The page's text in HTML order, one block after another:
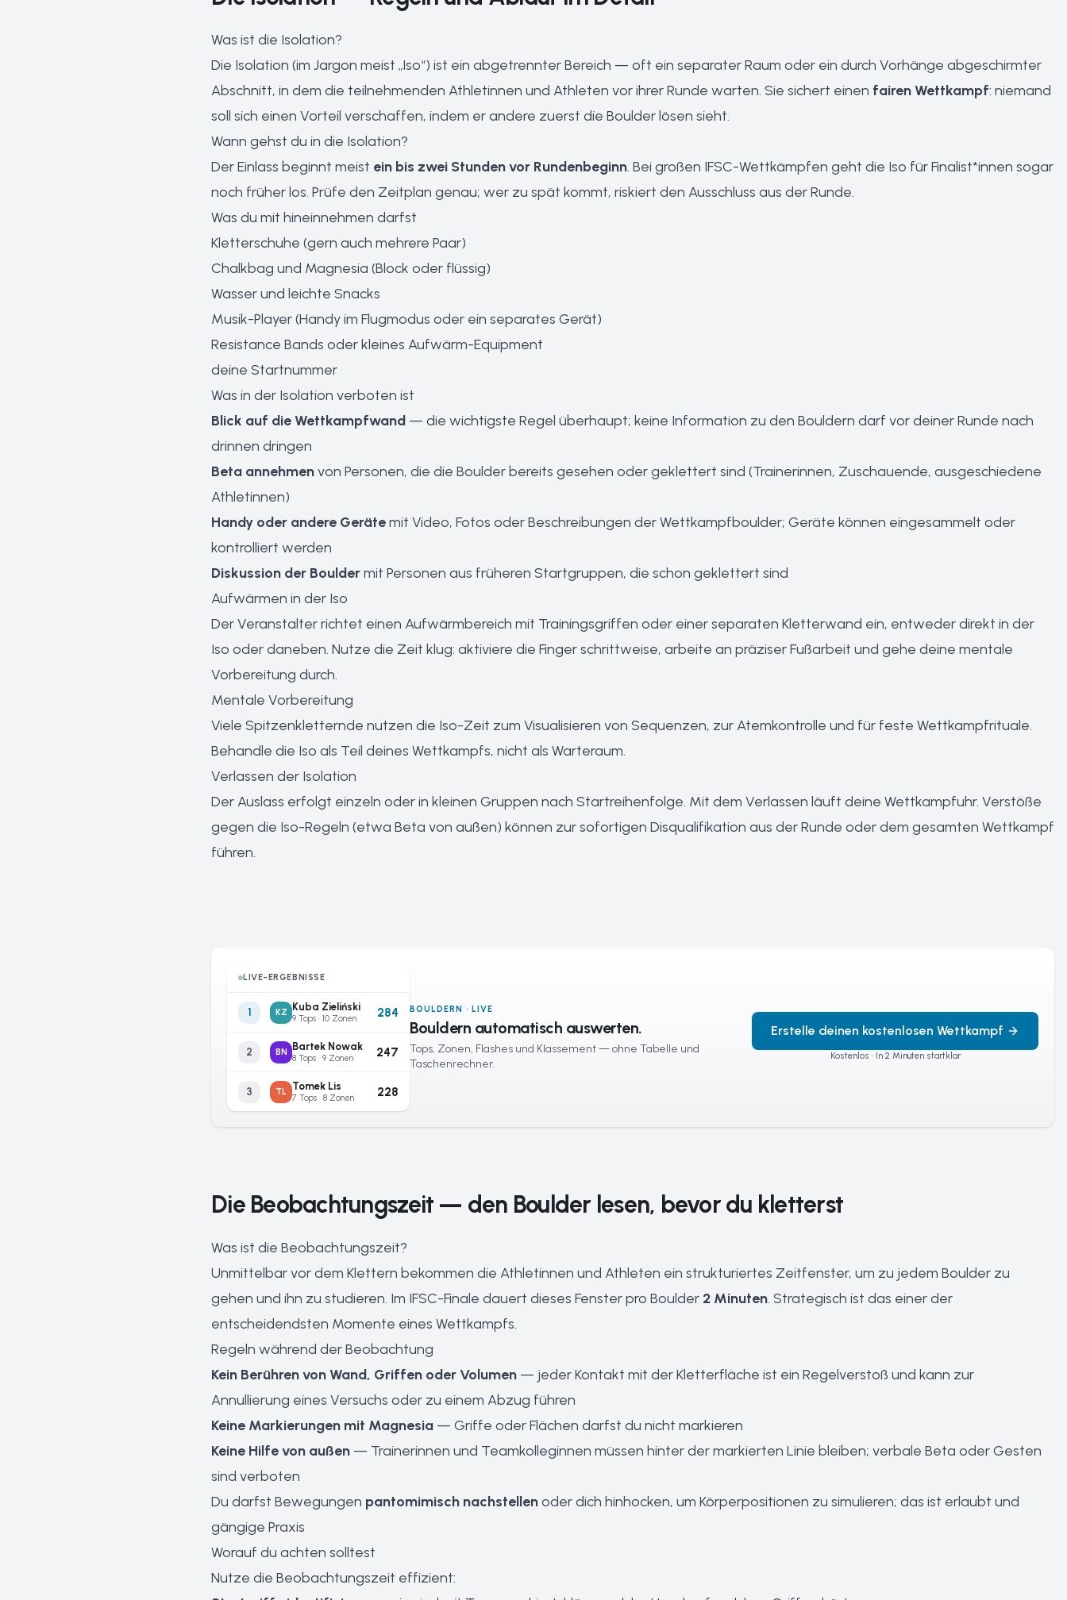
Was ist die Isolation?
Die Isolation (im Jargon meist „Iso“) ist ein abgetrennter Bereich — oft ein separater Raum oder ein durch Vorhänge abgeschirmter
Abschnitt, in dem die teilnehmenden Athletinnen und Athleten vor ihrer Runde warten. Sie sichert einen fairen Wettkampf: niemand
soll sich einen Vorteil verschaffen, indem er andere zuerst die Boulder lösen sieht.
Wann gehst du in die Isolation?
Der Einlass beginnt meist ein bis zwei Stunden vor Rundenbeginn. Bei großen IFSC-Wettkämpfen geht die Iso für Finalist*innen sogar
noch früher los. Prüfe den Zeitplan genau; wer zu spät kommt, riskiert den Ausschluss aus der Runde.
Was du mit hineinnehmen darfst
Kletterschuhe (gern auch mehrere Paar)
Chalkbag und Magnesia (Block oder flüssig)
Wasser und leichte Snacks
Musik-Player (Handy im Flugmodus oder ein separates Gerät)
Resistance Bands oder kleines Aufwärm-Equipment
deine Startnummer
Was in der Isolation verboten ist
Blick auf die Wettkampfwand — die wichtigste Regel überhaupt; keine Information zu den Bouldern darf vor deiner Runde nach
drinnen dringen
Beta annehmenvon Personen, die die Boulder bereits gesehen oder geklettert sind (Trainerinnen, Zuschauende, ausgeschiedene
Athletinnen)
Handy oder andere Gerätemit Video, Fotos oder Beschreibungen der Wettkampfboulder; Geräte können eingesammelt oder
kontrolliert werden
Diskussion der Bouldermit Personen aus früheren Startgruppen, die schon geklettert sind
Aufwärmen in der Iso
Der Veranstalter richtet einen Aufwärmbereich mit Trainingsgriffen oder einer separaten Kletterwand ein, entweder direkt in der
Iso oder daneben. Nutze die Zeit klug: aktiviere die Finger schrittweise, arbeite an präziser Fußarbeit und gehe deine mentale
Vorbereitung durch.
Mentale Vorbereitung
Viele Spitzenkletternde nutzen die Iso-Zeit zum Visualisieren von Sequenzen, zur Atemkontrolle und für feste Wettkampfrituale.
Behandle die Iso als Teil deines Wettkampfs, nicht als Warteraum.
Verlassen der Isolation
Der Auslass erfolgt einzeln oder in kleinen Gruppen nach Startreihenfolge. Mit dem Verlassen läuft deine Wettkampfuhr. Verstöße
gegen die Iso-Regeln (etwa Beta von außen) können zur sofortigen Disqualifikation aus der Runde oder dem gesamten Wettkampf
führen.
LIVE-ERGEBNISSE
1 KZ Kuba Zieliński
9 Tops · 10 Zonen 284
2 BN Bartek Nowak
8 Tops · 9 Zonen 247
3 TL Tomek Lis
7 Tops · 8 Zonen 228
BOULDERN · LIVE
Bouldern automatisch auswerten.
Tops, Zonen, Flashes und Klassement — ohne Tabelle und
Taschenrechner.
Erstelle deinen kostenlosen Wettkampf
Kostenlos · In 2 Minuten startklar
Die Beobachtungszeit — den Boulder lesen, bevor du kletterst
Was ist die Beobachtungszeit?
Unmittelbar vor dem Klettern bekommen die Athletinnen und Athleten ein strukturiertes Zeitfenster, um zu jedem Boulder zu
gehen und ihn zu studieren. Im IFSC-Finale dauert dieses Fenster pro Boulder 2 Minuten. Strategisch ist das einer der
entscheidendsten Momente eines Wettkampfs.
Regeln während der Beobachtung
Kein Berühren von Wand, Griffen oder Volumen — jeder Kontakt mit der Kletterfläche ist ein Regelverstoß und kann zur
Annullierung eines Versuchs oder zu einem Abzug führen
Keine Markierungen mit Magnesia — Griffe oder Flächen darfst du nicht markieren
Keine Hilfe von außen — Trainerinnen und Teamkolleginnen müssen hinter der markierten Linie bleiben; verbale Beta oder Gesten
sind verboten
Du darfst Bewegungen pantomimisch nachstellenoder dich hinhocken, um Körperpositionen zu simulieren; das ist erlaubt und
gängige Praxis
Worauf du achten solltest
Nutze die Beobachtungszeit effizient: